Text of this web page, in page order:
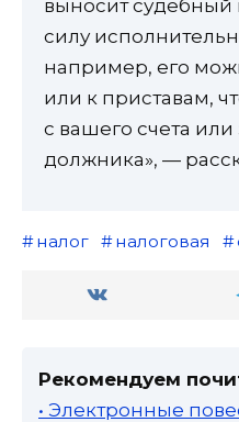
выносит судебный
силу
например, его
или к приставам,
с вашего счета или
должника», —
налог налоговая
Рекомендуем
• Электронные